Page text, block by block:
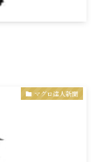
マグロ達人新聞